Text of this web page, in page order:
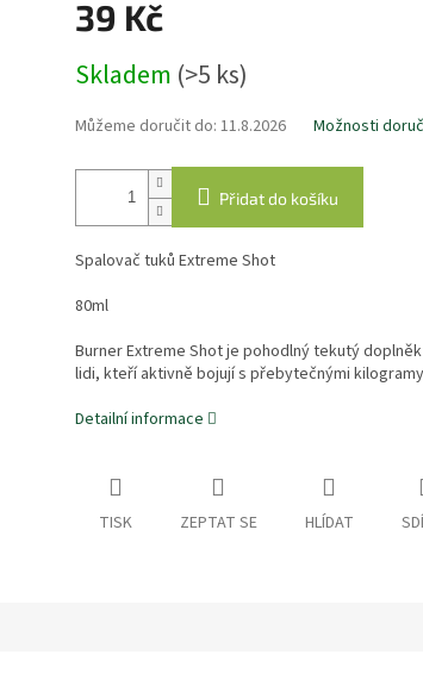
39 Kč
cena:
Skladem (>5 ks)
Můžeme doručit do: 11.8.2026 Možnosti
Přidat do košíku
Spalovač tuků Extreme Shot
80ml
Burner Extreme Shot je pohodlný tekutý
lidi, kteří aktivně bojují s přebytečnými
Detailní informace
TISK ZEPTAT SE HLÍDAT